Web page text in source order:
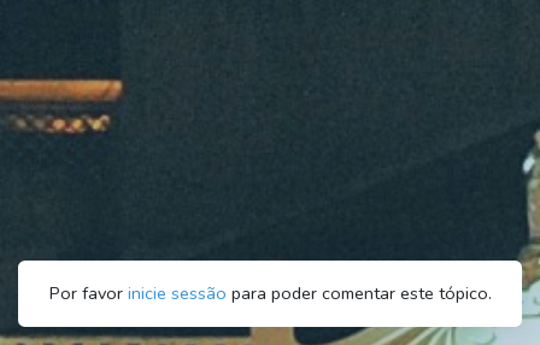
Por favor inicie sessão para poder comentar este tópico.